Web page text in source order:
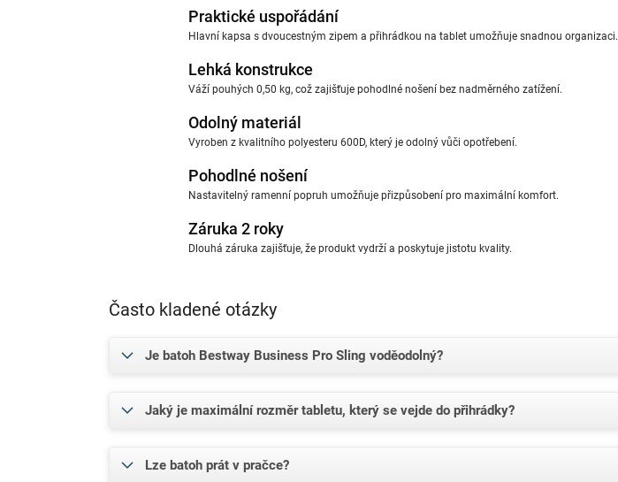
Praktické uspořádání
Hlavní kapsa s dvoucestným zipem a přihrádkou na tablet umožňuje snadnou organizaci.
Lehká konstrukce
Váží pouhých 0,50 kg, což zajišťuje pohodlné nošení bez nadměrného zatížení.
Odolný materiál
Vyroben z kvalitního polyesteru 600D, který je odolný vůči opotřebení.
Pohodlné nošení
Nastavitelný ramenní popruh umožňuje přizpůsobení pro maximální komfort.
Záruka 2 roky
Dlouhá záruka zajišťuje, že produkt vydrží a poskytuje jistotu kvality.
Často kladené otázky
Je batoh Bestway Business Pro Sling voděodolný?
Jaký je maximální rozměr tabletu, který se vejde do přihrádky?
Lze batoh prát v pračce?